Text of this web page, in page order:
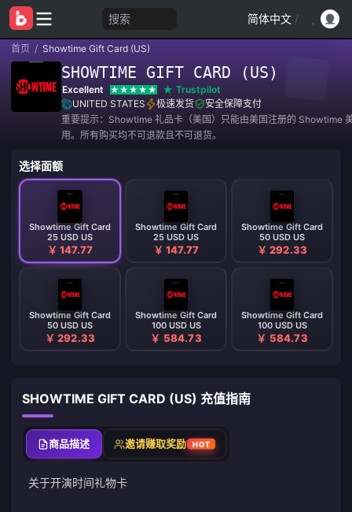
搜索 简体中文 /
首页 / Showtime Gift Card (US)
SHOWTIME GIFT CARD (US)
Excellent
Trustpilot
UNITED STATES
极速发货
安全保障支付
重要提示：Showtime 礼品卡（美国）只能由美国注册的 Showtime
用。所有购买均不可退款且不可退货。
选择面额
Showtime Gift Card
25 USD US
￥ 147.77
Showtime Gift Card
25 USD US
￥ 147.77
Showtime Gift Card
50 USD US
￥ 292.33
Showtime Gift Card
50 USD US
￥ 292.33
Showtime Gift Card
100 USD US
￥ 584.73
Showtime Gift Card
100 USD US
￥ 584.73
SHOWTIME GIFT CARD (US) 充值指南
商品描述 邀请赚取奖励 HOT
关于开演时间礼物卡